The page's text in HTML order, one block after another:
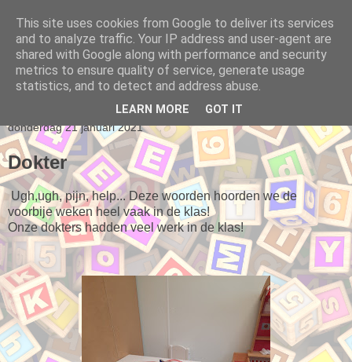
Klasblog van juf Romy
donderdag 21 januari 2021
Dokter
Ugh,ugh, pijn, help... Deze woorden hoorden we de
voorbije weken heel vaak in de klas!
Onze dokters hadden veel werk in de klas!
This site uses cookies from Google to deliver its services
and to analyze traffic. Your IP address and user-agent are
shared with Google along with performance and security
metrics to ensure quality of service, generate usage
statistics, and to detect and address abuse.
LEARN MORE GOT IT